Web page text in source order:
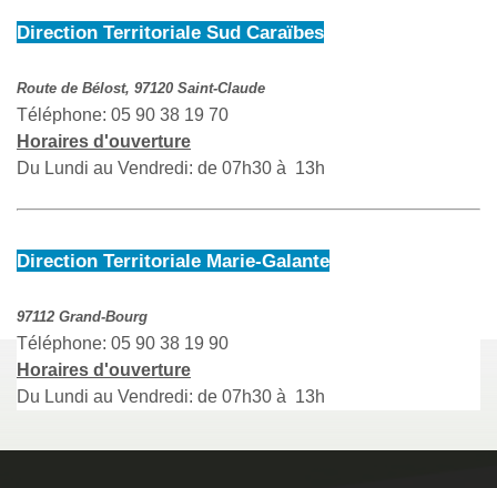
Direction Territoriale Sud Caraïbes
Route de Bélost, 97120 Saint-Claude
Téléphone: 05 90 38 19 70
Horaires d'ouverture
Du Lundi au Vendredi: de 07h30 à 13h
Direction Territoriale Marie-Galante
97112 Grand-Bourg
Téléphone: 05 90 38 19 90
Horaires d'ouverture
Du Lundi au Vendredi: de 07h30 à 13h